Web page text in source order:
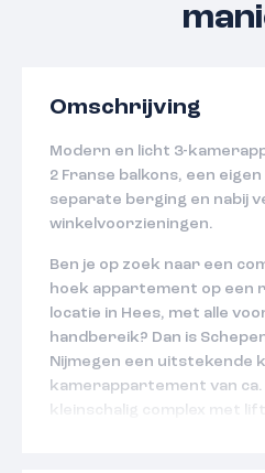
Omschrijving
Modern en licht 3-
2 Franse balkons, een
separate berging en nabij
winkelvoorzieningen.
Ben je op zoek naar een
hoek appartement op een
locatie in Hees, met alle
handbereik? Dan is
Nijmegen een uitstekende
kamerappartement van ca.
kleinschalig complex met